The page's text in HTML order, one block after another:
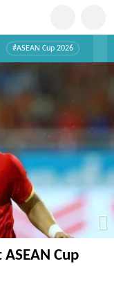
#ASEAN Cup 2026
Cup